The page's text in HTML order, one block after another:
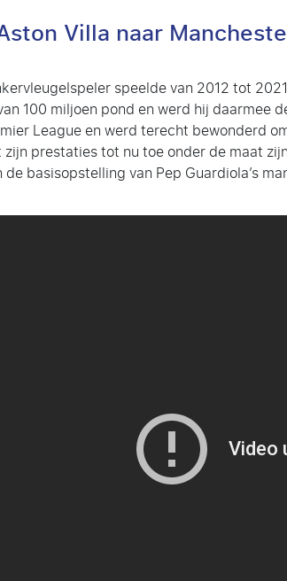
Villa naar
speelde van 2012 tot
100 miljoen pond en werd hij daarmee
League en werd terecht bewonderd
prestaties tot nu toe onder de maat
basisopstelling van Pep Guardiola’s